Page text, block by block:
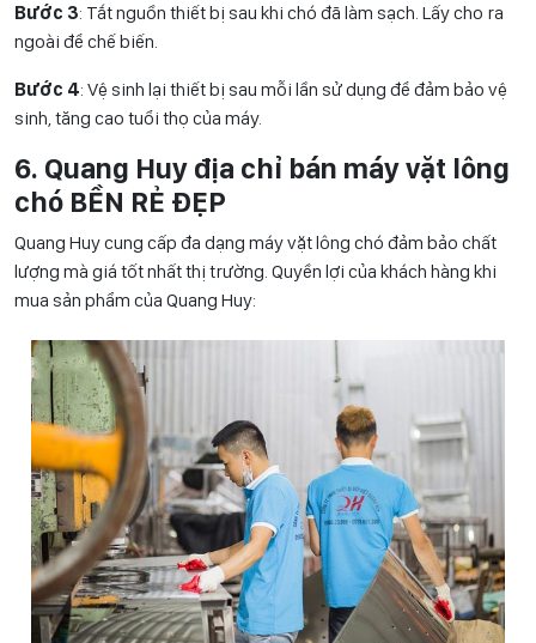
Bước 3: Tắt nguồn thiết bị sau khi chó đã làm sạch. Lấy cho ra
ngoài để chế biến.
Bước 4: Vệ sinh lại thiết bị sau mỗi lần sử dụng để đảm bảo vệ
sinh, tăng cao tuổi thọ của máy.
6. Quang Huy địa chỉ bán máy vặt lông
chó BỀN RẺ ĐẸP
Quang Huy cung cấp đa dạng máy vặt lông chó đảm bảo chất
lượng mà giá tốt nhất thị trường. Quyền lợi của khách hàng khi
mua sản phẩm của Quang Huy: